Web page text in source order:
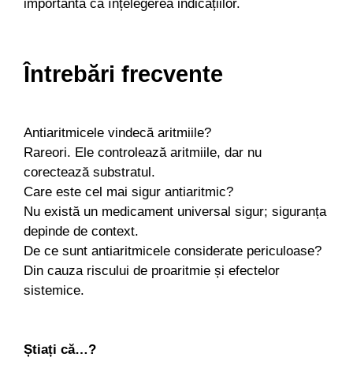
importantă ca înțelegerea indicațiilor.
Întrebări frecvente
Antiaritmicele vindecă aritmiile?
Rareori. Ele controlează aritmiile, dar nu
corectează substratul.
Care este cel mai sigur antiaritmic?
Nu există un medicament universal sigur; siguranța
depinde de context.
De ce sunt antiaritmicele considerate periculoase?
Din cauza riscului de proaritmie și efectelor
sistemice.
Știați că…?